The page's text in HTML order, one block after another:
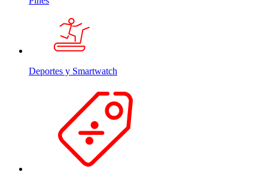
Deportes y Smartwatch